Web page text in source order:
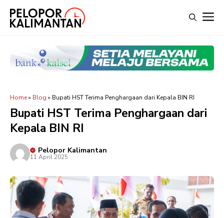
Home» Blog » Bupati HST Terima Penghargaan dari Kepala BIN RI
Bupati HST Terima Penghargaan dari
Kepala BIN RI
Pelopor Kalimantan
11 April 2025